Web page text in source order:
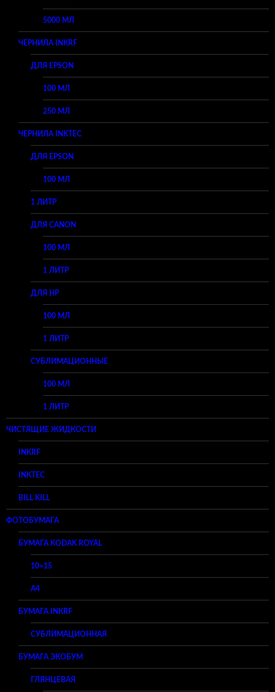
5000 МЛ
ЧЕРНИЛА INKRF
ДЛЯ EPSON
100 МЛ
250 МЛ
ЧЕРНИЛА INKTEC
ДЛЯ EPSON
100 МЛ
1 ЛИТР
ДЛЯ CANON
100 МЛ
1 ЛИТР
ДЛЯ HP
100 МЛ
1 ЛИТР
СУБЛИМАЦИОННЫЕ
100 МЛ
1 ЛИТР
ЧИСТЯЩИЕ ЖИДКОСТИ
INKRF
INKTEC
BILL KILL
ФОТОБУМАГА
БУМАГА KODAK ROYAL
10×15
A4
БУМАГА INKRF
СУБЛИМАЦИОННАЯ
БУМАГА ЭКОБУМ
ГЛЯНЦЕВАЯ